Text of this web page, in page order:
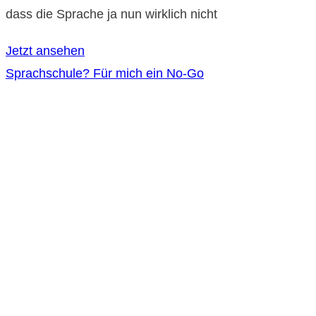
dass die Sprache ja nun wirklich nicht
Jetzt ansehen
Sprachschule? Für mich ein No-Go